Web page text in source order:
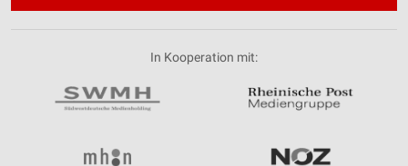
In Kooperation mit: